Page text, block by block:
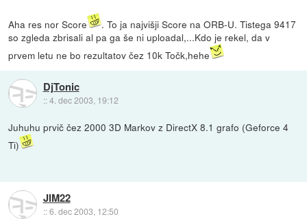
Aha res nor Score
. To ja najvišji Score na ORB-U. Tistega 9417
so zgleda zbrisali al pa ga še ni uploadal,...Kdo je rekel, da v
prvem letu ne bo rezultatov čez 10k Točk,hehe
DjTonic
::4. dec 2003, 19:12
Juhuhu prvič čez 2000 3D Markov z DirectX 8.1 grafo (Geforce 4
Ti)
JIM22
::6. dec 2003, 12:50